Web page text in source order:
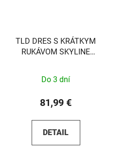
TLD DRES S KRÁTKYM
RUKÁVOM SKYLINE
Do 3 dní
81,99 €
DETAIL